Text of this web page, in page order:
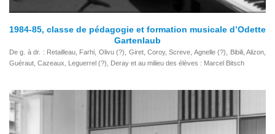
1984-85, classe de pédagogie et formation musicale d’Odette
Gartenlaub
De g. à dr. : Retailleau, Farhi, Olivu (?), Giret, Coroy, Screve, Agnelle (?), Bibili, Alizon,
Guéraut, Cazeaux, Leguerrel (?), Deray et au milieu des élèves : Marcel Bitsch